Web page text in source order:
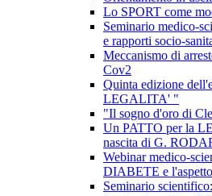
Lo SPORT come
Seminario medico-
e rapporti socio-
Meccanismo di
Cov2
Quinta edizione
LEGALITA' "
"Il sogno d'oro di
Un PATTO per la
nascita di G.
Webinar medico-
DIABETE e
Seminario